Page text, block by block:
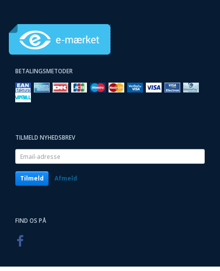
BETALINGSMETODER
TILMELD NYHEDSBREV
Email-
adresse
Tilmeld Afmeld
FIND OS PÅ